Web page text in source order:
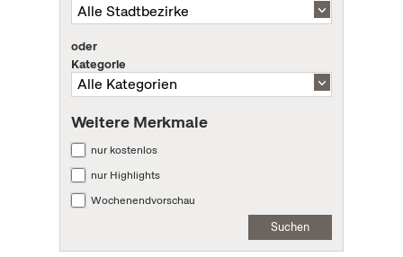
oder
Kategorie
Weitere Merkmale
nur kostenlos
nur Highlights
Wochenendvorschau
Suchen